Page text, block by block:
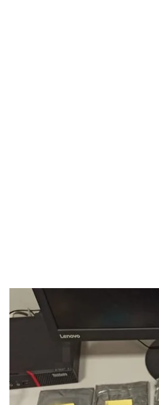
В аэропорту «Борисполь»
Украину 2,8 кг кокаина
сообщилаСлужба
Человек, по данным
турист и якобы направлялся
говорят в СБУ.